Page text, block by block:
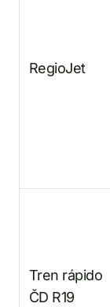
RegioJet
Tren rápido
ČD R19